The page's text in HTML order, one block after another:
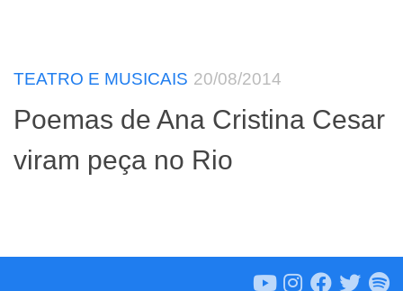
TEATRO E MUSICAIS 20/08/2014
Poemas de Ana Cristina Cesar
viram peça no Rio